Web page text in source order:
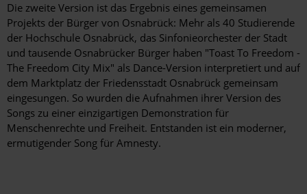
Die zweite Version ist das Ergebnis eines gemeinsamen
Projekts der Bürger von Osnabrück: Mehr als 40 Studierende
der Hochschule Osnabrück, das Sinfonieorchester der Stadt
und tausende Osnabrücker Bürger haben "Toast To Freedom -
The Freedom City Mix" als Dance-Version interpretiert und auf
dem Marktplatz der Friedensstadt Osnabrück gemeinsam
eingesungen. So wurden die Aufnahmen ihrer Version des
Songs zu einer einzigartigen Demonstration für
Menschenrechte und Freiheit. Entstanden ist ein moderner,
ermutigender Song für Amnesty.